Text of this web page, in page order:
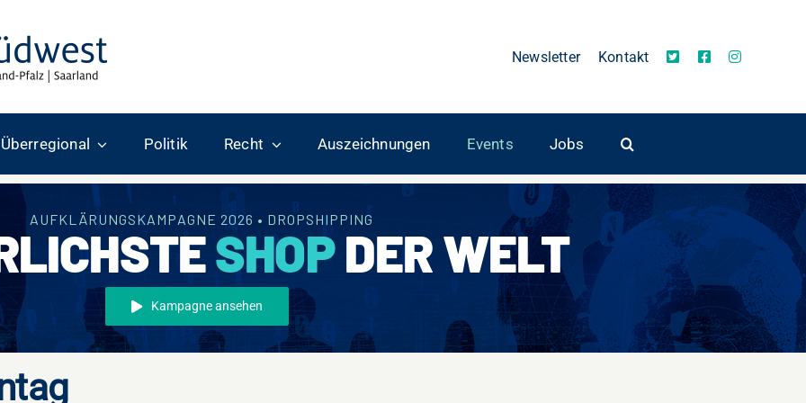
Newsletter Kontakt
Überregional Politik Recht Auszeichnungen Events Jobs
AUFKLÄRUNGSKAMPAGNE 2026 • DROPSHIPPING
SHOPDER WELT
Kampagne ansehen